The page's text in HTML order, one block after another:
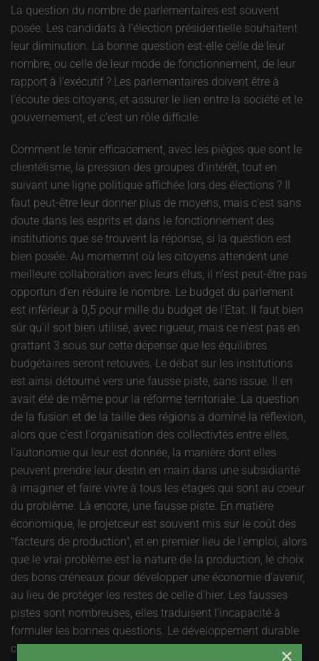
La question du nombre de parlementaires est souvent
posée. Les candidats à l'élection présidentielle souhaitent
leur diminution. La bonne question est-elle celle de leur
nombre, ou celle de leur mode de fonctionnement, de leur
rapport à l'exécutif ? Les parlementaires doivent être à
l'écoute des citoyens, et assurer le lien entre la société et le
gouvernement, et c'est un rôle difficile.
Comment le tenir efficacement, avec les pièges que sont le
clientélisme, la pression des groupes d'intérêt, tout en
suivant une ligne politique affichée lors des élections ? Il
faut peut-être leur donner plus de moyens, mais c'est sans
doute dans les esprits et dans le fonctionnement des
institutions que se trouvent la réponse, si la question est
bien posée. Au momemnt où les citoyens attendent une
meilleure collaboration avec leurs élus, il n'est peut-être pas
opportun d'en réduire le nombre. Le budget du parlement
est inférieur à 0,5 pour mille du budget de l'Etat. Il faut bien
sûr qu'il soit bien utilisé, avec rigueur, mais ce n'est pas en
grattant 3 sous sur cette dépense que les équilibres
budgétaires seront retouvés. Le débat sur les institutions
est ainsi détourné vers une fausse piste, sans issue. Il en
avait été de même pour la réforme territoriale. La question
de la fusion et de la taille des régions a dominé la réflexion,
alors que c'est l'organisation des collectivtés entre elles,
l'autonomie qui leur est donnée, la manière dont elles
peuvent prendre leur destin en main dans une subsidiarité
à imaginer et faire vivre à tous les étages qui sont au coeur
du problème. Là encore, une fausse piste. En matière
économique, le projetceur est souvent mis sur le coût des
"facteurs de production", et en premier lieu de l'emploi, alors
que le vrai problème est la nature de la production, le choix
des bons créneaux pour développer une économie d'avenir,
au lieu de protéger les restes de celle d'hier. Les fausses
pistes sont nombreuses, elles traduisent l'incapacité à
formuler les bonnes questions. Le développement durable
consiste justement à les identifier et le mettre au coeur du